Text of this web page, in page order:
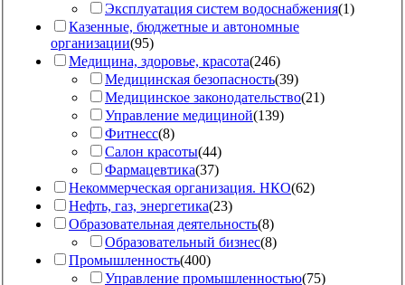
Эксплуатация систем водоснабжения(1)
Казенные, бюджетные и автономные
организации(95)
Медицина, здоровье, красота(246)
Медицинская безопасность(39)
Медицинское законодательство(21)
Управление медициной(139)
Фитнесс(8)
Салон красоты(44)
Фармацевтика(37)
Некоммерческая организация. НКО(62)
Нефть, газ, энергетика(23)
Образовательная деятельность(8)
Образовательный бизнес(8)
Промышленность(400)
Управление промышленностью(75)